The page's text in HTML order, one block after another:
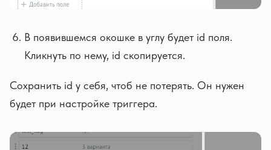
В появившемся окошке в углу будет id поля.
Кликнуть по нему, id скопируется.
Сохранить id у себя, чтоб не потерять. Он нужен
будет при настройке триггера.